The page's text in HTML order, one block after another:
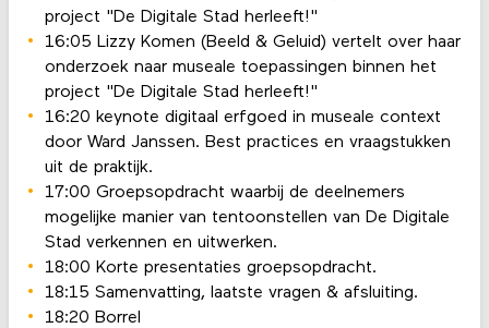
project "De Digitale Stad herleeft!"
16:05 Lizzy Komen (Beeld & Geluid) vertelt over haar
onderzoek naar museale toepassingen binnen het
project "De Digitale Stad herleeft!"
16:20 keynote digitaal erfgoed in museale context
door Ward Janssen. Best practices en vraagstukken
uit de praktijk.
17:00 Groepsopdracht waarbij de deelnemers
mogelijke manier van tentoonstellen van De Digitale
Stad verkennen en uitwerken.
18:00 Korte presentaties groepsopdracht.
18:15 Samenvatting, laatste vragen & afsluiting.
18:20 Borrel